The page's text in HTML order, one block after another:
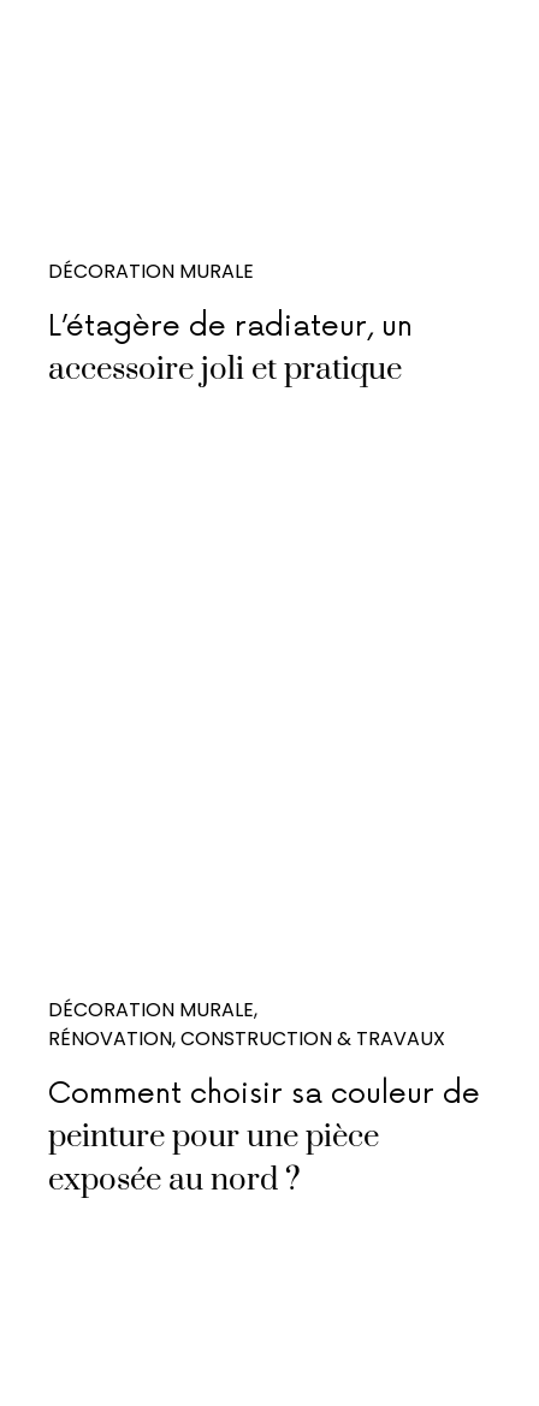
DÉCORATION MURALE
L’étagère de radiateur, un
accessoire joli et pratique
DÉCORATION MURALE
RÉNOVATION, CONSTRUCTION & TRAVAUX
Comment choisir sa couleur de
peinture pour une pièce
exposée au nord ?